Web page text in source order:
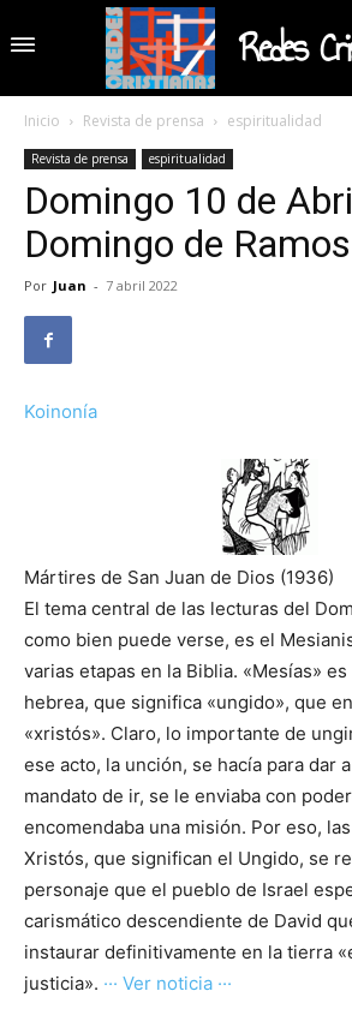
Redes
Inicio Revista de prensa espiritualidad
Revista de prensa espiritualidad
Domingo 10 de
Domingo de Ramos
Por Juan - 7 abril 2022
Koinonía
Mártires de San Juan de Dios (1936)
El tema central de las lecturas del
como bien puede verse, es el
varias etapas en la Biblia. «Mesías»
hebrea, que significa «ungido», que
«xristós». Claro, lo importante de
ese acto, la unción, se hacía para dar
mandato de ir, se le enviaba con
encomendaba una misión. Por eso,
Xristós, que significan el Ungido, se
personaje que el pueblo de Israel
carismático descendiente de David
instaurar definitivamente en la tierra
justicia». ··· Ver noticia ···